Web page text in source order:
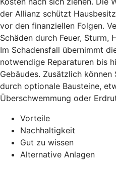
der Allianz schützt
vor den finanziellen Folgen.
Schäden durch Feuer, Sturm,
Im Schadensfall übernimmt
notwendige Reparaturen bis
Gebäudes. Zusätzlich
durch optionale Bausteine,
Überschwemmung oder
Vorteile
Nachhaltigkeit
Gut zu wissen
Alternative Anlagen